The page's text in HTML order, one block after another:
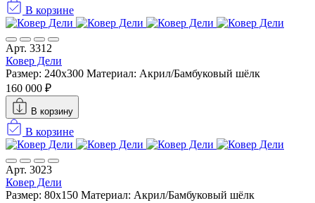
В корзине
Арт. 3312
Ковер Дели
Размер: 240х300 Материал: Акрил/Бамбуковый шёлк
160 000 ₽
В корзину
В корзине
Арт. 3023
Ковер Дели
Размер: 80x150 Материал: Акрил/Бамбуковый шёлк